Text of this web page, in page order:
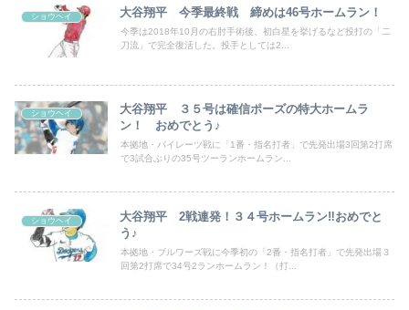
ショウヘイ 大谷翔平 今季最終戦 締めは46号ホームラン！
今季は2018年10月の右肘手術後、初白星を挙げるなど投打の「二
刀流」で完全復活した。投手としては2...
ショウヘイ
大谷翔平 ３５号は確信ポーズの特大ホームラ
ン！ おめでとう♪
本拠地・パイレーツ戦に「1番・指名打者」で先発出場3回第2打席
で3試合ぶりの35号ツーランホームラン...
ショウヘイ
大谷翔平 2戦連発！３４号ホームラン‼おめでと
う♪
本拠地・ブルワーズ戦に今季初の「2番・指名打者」で先発出場３
回第2打席で34号2ランホームラン！（打...